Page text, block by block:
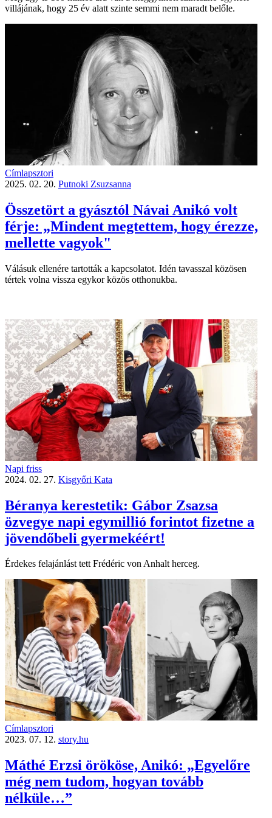
villájának, hogy 25 év alatt szinte semmi nem maradt belőle.
Címlapsztori
2025. 02. 20. Putnoki Zsuzsanna
Összetört a gyásztól Návai Anikó volt
férje: „Mindent megtettem, hogy érezze,
mellette vagyok"
Válásuk ellenére tartották a kapcsolatot. Idén tavasszal közösen
tértek volna vissza egykor közös otthonukba.
Napi friss
2024. 02. 27. Kisgyőri Kata
Béranya kerestetik: Gábor Zsazsa
özvegye napi egymillió forintot fizetne a
jövendőbeli gyermekéért!
Érdekes felajánlást tett Frédéric von Anhalt herceg.
Címlapsztori
2023. 07. 12. story.hu
Máthé Erzsi örököse, Anikó: „Egyelőre
még nem tudom, hogyan tovább
nélküle…”